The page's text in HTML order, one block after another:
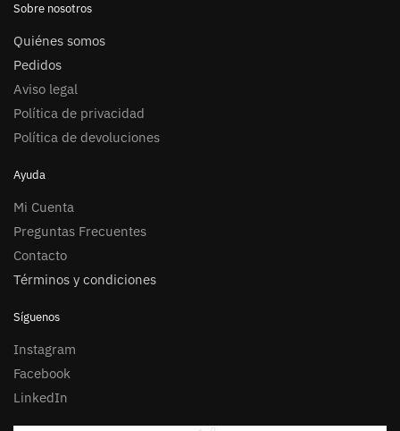
Sobre nosotros
Quiénes somos
Pedidos
Aviso legal
Política de privacidad
Política de devoluciones
Ayuda
Mi Cuenta
Preguntas Frecuentes
Contacto
Términos y condiciones
Síguenos
Instagram
Facebook
LinkedIn